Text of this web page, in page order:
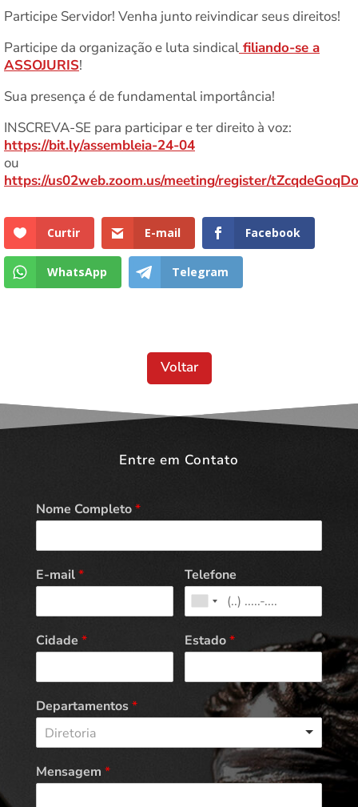
Participe Servidor! Venha junto reivindicar seus direitos!
Participe da organização e luta sindical filiando-se a
ASSOJURIS!
⁠Sua presença é de fundamental importância!
INSCREVA-SE para participar e ter direito à voz:
https://bit.ly/assembleia-24-04
ou
https://us02web.zoom.us/meeting/register/
Curtir E-mail Facebook
WhatsApp Telegram
Voltar
Entre em Contato
Nome Completo*
E-mail* Telefone
Cidade * Estado*
Departamentos*
Diretoria
Mensagem *